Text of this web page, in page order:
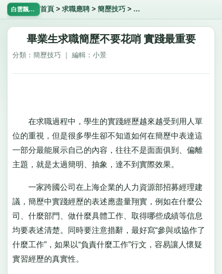
白雲飄飄網 首頁 >求職應聘 >簡歷技巧 > 畢業生求職簡歷不要花哨 實
畢業生求職簡歷不要花哨 實踐最重要
分類：簡歷技巧 ｜ 編輯：小景
在求職過程中，學生的實踐經歷越來越受到用人單
位的重視，但是很多學生卻不知道如何在簡歷中表達這
一部分最能展示自己的內容，往往不是面面俱到、偏離
主題，就是太過簡明、抽象，達不到實際效果。
一家跨國公司在上海企業的人力資源部招募經理建
議，簡歷中實踐經歷的表述應盡量翔實，例如在什麼公
司、什麼部門、做什麼具體工作、取得哪些成績等信息
均要表述清楚。同時要注意措辭，最好寫“參與或協作了
什麼工作”，如果以“負責什麼工作”行文，容易讓人懷疑
實習經歷的真實性。